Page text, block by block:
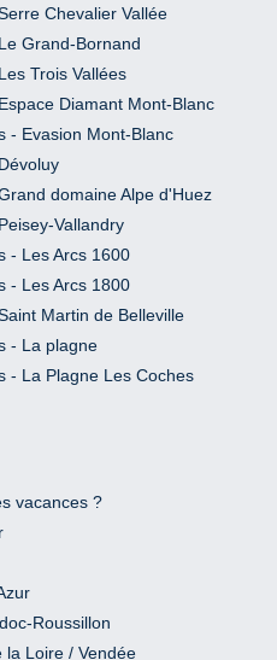
Chevalier Vallée
Grand-Bornand
Trois Vallées
Diamant Mont-Blanc
- Evasion Mont-Blanc
domaine Alpe d'Huez
Vallandry
- Les Arcs 1600
- Les Arcs 1800
Martin de Belleville
- La plagne
- La Plagne Les Coches
vacances ?
Roussillon
la Loire / Vendée